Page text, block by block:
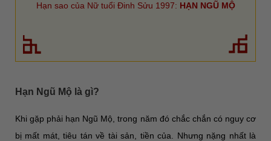
Hạn sao của Nữ tuổi Đinh Sửu 1997: HẠN NGŨ MỘ
Hạn Ngũ Mộ là gì?
Khi gặp phải hạn Ngũ Mộ, trong năm đó chắc chắn có nguy cơ
bị mất mát, tiêu tán về tài sản, tiền của. Nhưng nặng nhất là